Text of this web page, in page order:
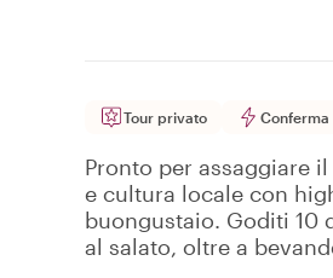
Tour privato Conferma
Pronto per assaggiare
e cultura locale con
buongustaio. Goditi 10
al salato, oltre a